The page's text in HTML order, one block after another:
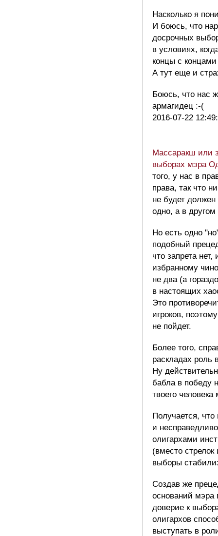
Насколько я
И боюсь, что
досрочных
в условиях,
концы с
А тут еще и
Боюсь, что нас
армагидец :-(
2016-07-22
Массаракш или
выборах мэра
того, у нас в
права, так что
не будет
одно, а в
Но есть одно
подобный
что запрета
избранному
не два (а
в настоящих
Это
игроков,
не пойдет.
Более того,
раскладах роль
Ну
бабла в победу
твоего человека
Получается,
и
олигархами
(вместо
выборы
Создав же
оснований мэра
доверие к
олигархов
выступать в